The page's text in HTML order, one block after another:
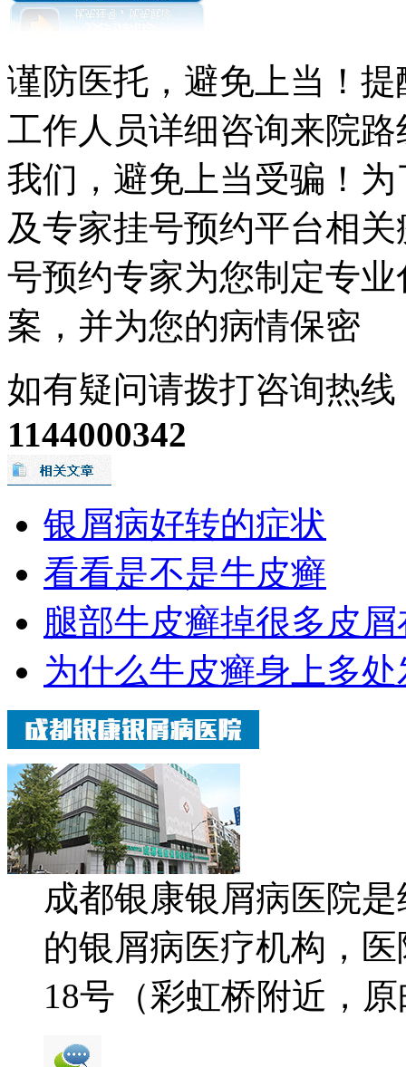
谨防医托，避免上当！
工作人员详细咨询来院
我们，避免上当受骗！
及专家挂号预约平台相
号预约专家为您制定专
案，并为您的病情保密
如有疑问请拨打咨询热线
1144000342
银屑病好转的症状
看看是不是牛皮癣
腿部牛皮癣掉很多皮
为什么牛皮癣身上多
成都银康银屑病医院
的银屑病医疗机构，
18号（彩虹桥附近，